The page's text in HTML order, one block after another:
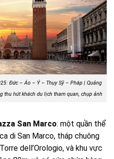
Đức – Áo – Ý – Thụy Sỹ – Pháp | Quảng
thu hút khách du lịch tham quan, chụp ảnh
San Marco: một quần thể
di San Marco, tháp chuông
dell’Orologio, và khu vực